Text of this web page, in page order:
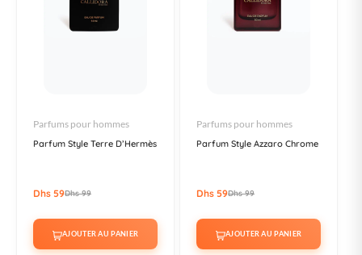
Parfums pour hommes
Parfum Style Terre D’Hermès
Dhs 59Dhs 99
AJOUTER AU PANIER
Parfums pour hommes
Parfum Style Azzaro Chrome
Dhs 59Dhs 99
AJOUTER AU PANIER